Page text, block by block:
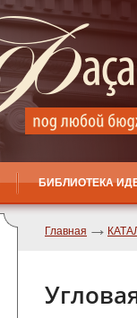
БИБЛИОТЕКА
Главная